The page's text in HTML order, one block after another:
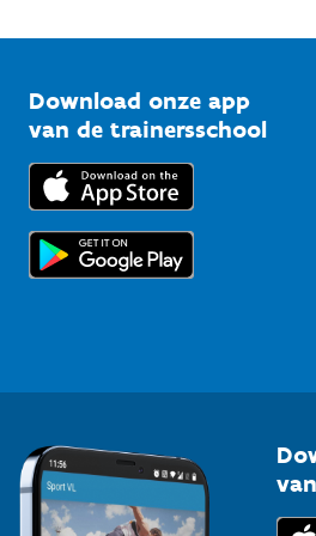
Bedrijven
Trainers en begeleiders
Topsporters
Vlaamse Trainersschool
Kennisplatform
Downloads
Voor de pers
Download onze app
van de trainersschool